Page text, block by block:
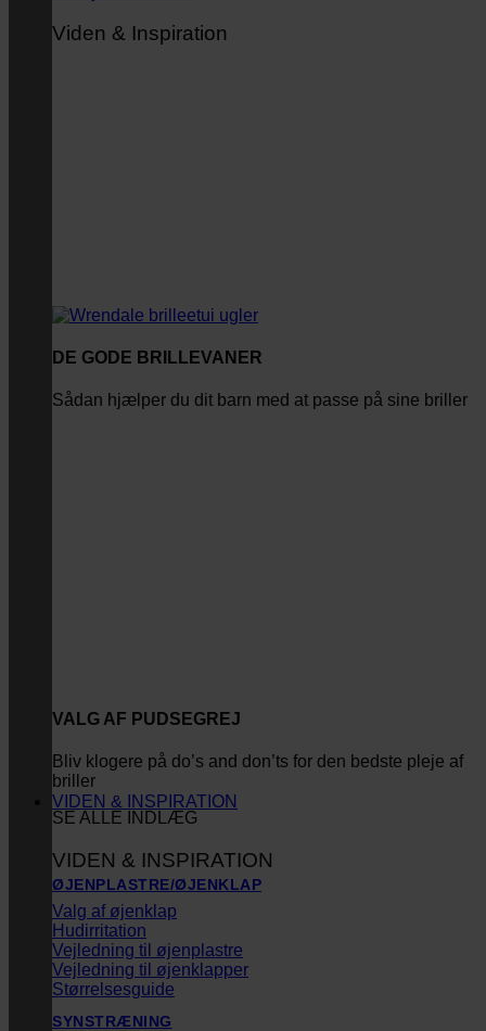
Viden & Inspiration
DE GODE BRILLEVANER
Sådan hjælper du dit barn med at passe på sine briller
VALG AF PUDSEGREJ
Bliv klogere på do’s and don’ts for den bedste pleje af
briller
SE ALLE INDLÆG
VIDEN & INSPIRATION
VIDEN & INSPIRATION
ØJENPLASTRE/ØJENKLAP
Valg af øjenklap
Hudirritation
Vejledning til øjenplastre
Vejledning til øjenklapper
Størrelsesguide
SYNSTRÆNING